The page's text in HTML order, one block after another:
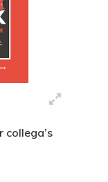
collega’s